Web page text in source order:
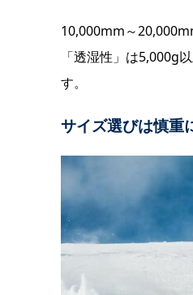
10,000mm～
「透湿性」は5,000g
す。
サイズ選びは慎重